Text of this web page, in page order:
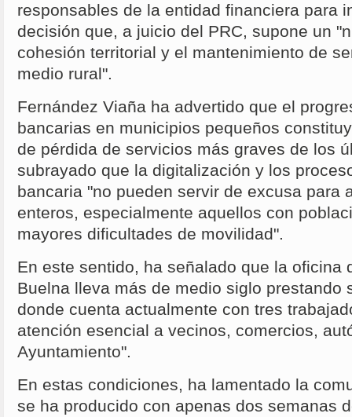
responsables de la entidad financiera para
decisión que, a juicio del PRC, supone un
cohesión territorial y el mantenimiento de
medio rural".
Fernández Viaña ha advertido que el
bancarias en municipios pequeños
de pérdida de servicios más graves de los
subrayado que la digitalización y los
bancaria "no pueden servir de excusa para
enteros, especialmente aquellos con
mayores dificultades de movilidad".
En este sentido, ha señalado que la oficina
Buelna lleva más de medio siglo prestando
donde cuenta actualmente con tres
atención esencial a vecinos, comercios,
Ayuntamiento".
En estas condiciones, ha lamentado la
se ha producido con apenas dos semanas